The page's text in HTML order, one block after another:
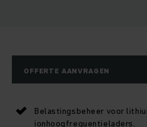
OFFERTE AANVRAGEN
Belastingsbeheer voor
ionhoogfrequentieladers.